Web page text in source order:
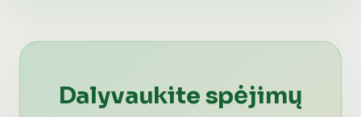
Dalyvaukite spėjimų